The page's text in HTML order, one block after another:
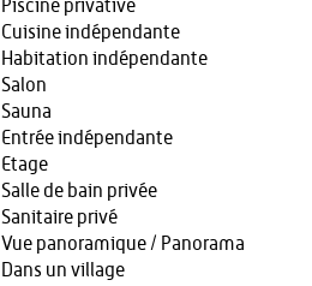
Piscine privative
Cuisine indépendante
Habitation indépendante
Salon
Sauna
Entrée indépendante
Etage
Salle de bain privée
Sanitaire privé
Vue panoramique / Panorama
Dans un village